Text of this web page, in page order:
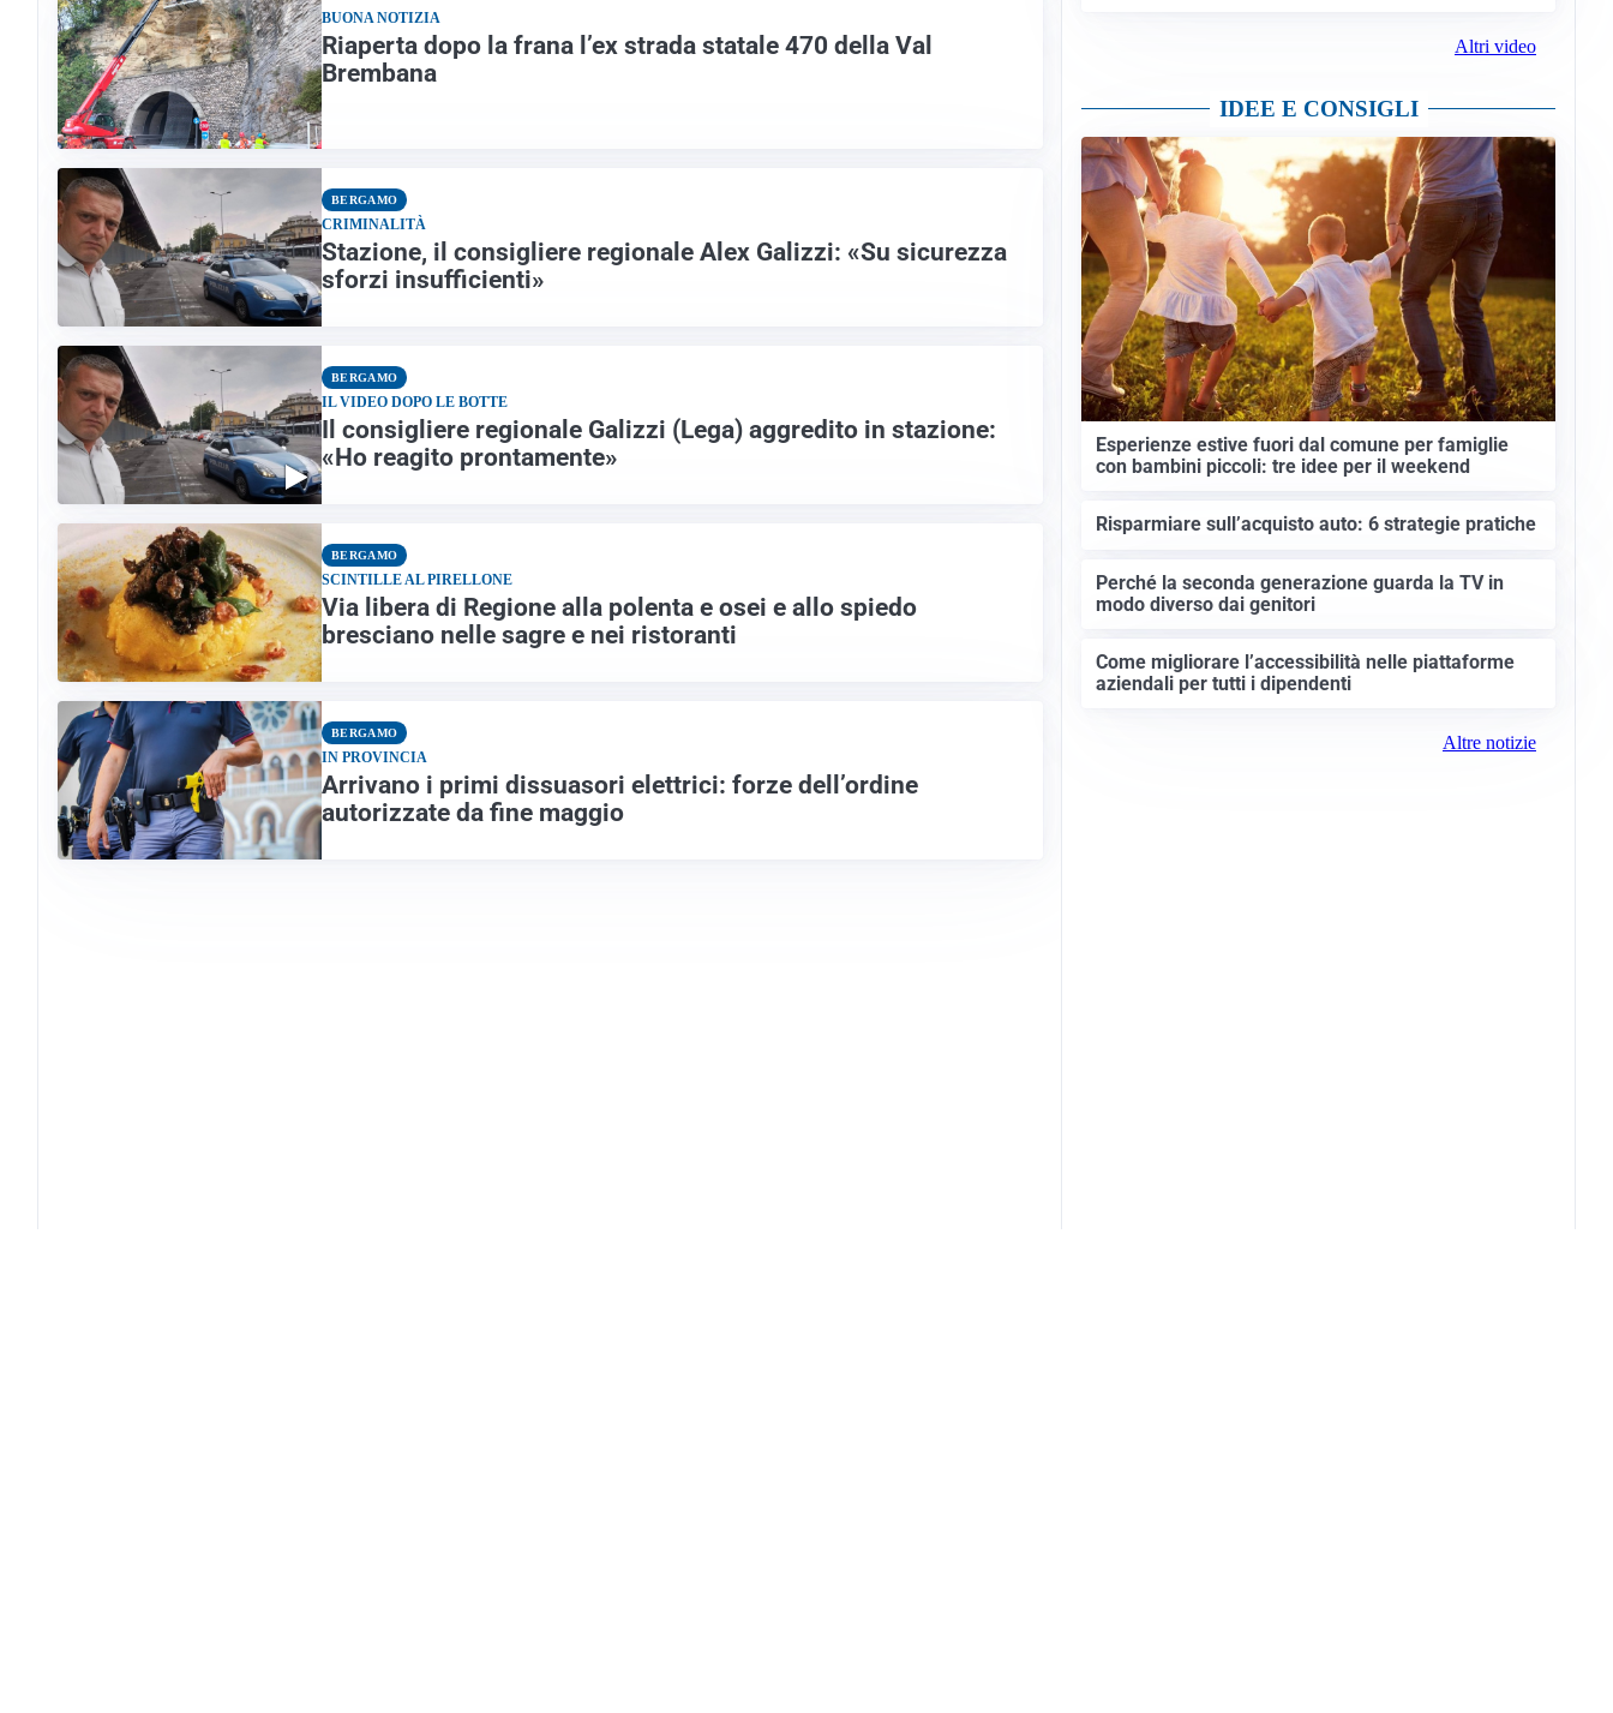
BUONA NOTIZIA
Riaperta dopo la frana l’ex strada statale 470 della Val
Brembana
BERGAMO
CRIMINALITÀ
Stazione, il consigliere regionale Alex Galizzi: «Su sicurezza
sforzi insufficienti»
BERGAMO
IL VIDEO DOPO LE BOTTE
Il consigliere regionale Galizzi (Lega) aggredito in stazione:
«Ho reagito prontamente»
BERGAMO
SCINTILLE AL PIRELLONE
Via libera di Regione alla polenta e osei e allo spiedo
bresciano nelle sagre e nei ristoranti
BERGAMO
IN PROVINCIA
Arrivano i primi dissuasori elettrici: forze dell’ordine
autorizzate da fine maggio
Altri video
IDEE E CONSIGLI
Esperienze estive fuori dal comune per famiglie
con bambini piccoli: tre idee per il weekend
Risparmiare sull’acquisto auto: 6 strategie pratiche
Perché la seconda generazione guarda la TV in
modo diverso dai genitori
Come migliorare l’accessibilità nelle piattaforme
aziendali per tutti i dipendenti
Altre notizie